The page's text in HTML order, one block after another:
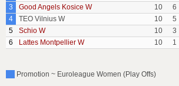
3
Good Angels Kosice W 10 6
4
TEO Vilnius W 10 5
5
Schio W 10 3
6
Lattes Montpellier W 10 1
Promotion ~ Euroleague Women (Play Offs)